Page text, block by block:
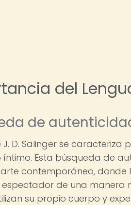
del
de
D. Salinger se caracteriza
Esta búsqueda de
contemporáneo,
de una manera
su propio cuerpo y